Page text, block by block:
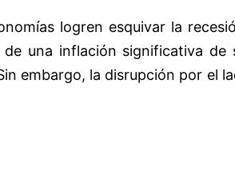
logren esquivar la
una inflación significativa de
embargo, la disrupción por el